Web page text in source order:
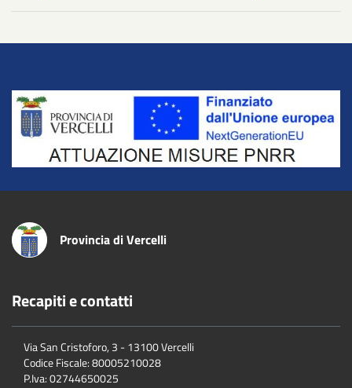
Title
Provincia di Vercelli
Recapiti e contatti
Via San Cristoforo, 3 - 13100 Vercelli
Codice Fiscale:80005210028
P.Iva:02744650025